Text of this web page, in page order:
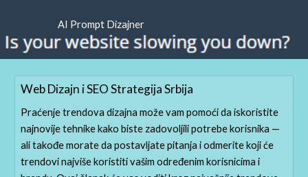
AI Prompt Dizajner
Web Dizajn i SEO Strategija Srbija
Praćenje trendova dizajna može vam pomoći da iskoristite
najnovije tehnike kako biste zadovoljili potrebe korisnika —
ali takođe morate da postavljate pitanja i odmerite koji će
trendovi najviše koristiti vašim određenim korisnicima i